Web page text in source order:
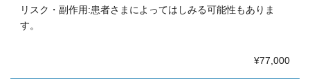
リスク・副作用:患者さまによってはしみる可能性もありま
す。
¥77,000